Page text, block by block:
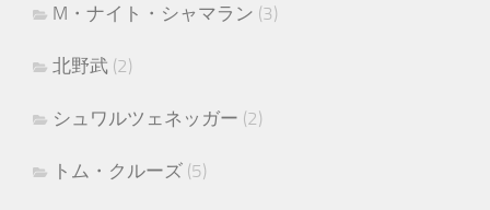
M・ナイト・シャマラン (3)
北野武 (2)
シュワルツェネッガー (2)
トム・クルーズ (5)